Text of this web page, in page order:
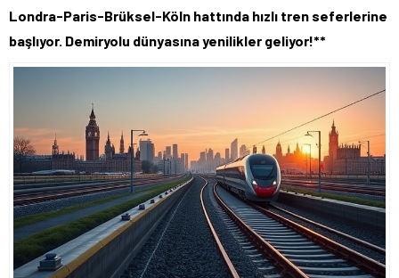
Londra-Paris-Brüksel-Köln hattında hızlı tren seferlerine
başlıyor. Demiryolu dünyasına yenilikler geliyor!**